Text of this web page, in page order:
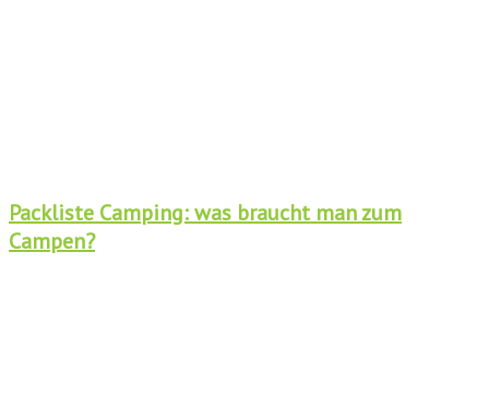
Packliste Camping: was braucht man zum
Campen?